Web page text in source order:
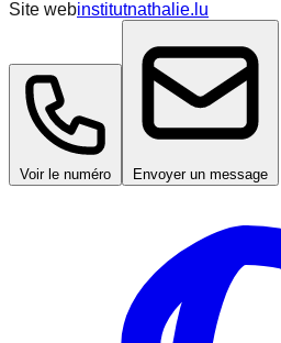
Site webinstitutnathalie.lu
Voir le numéro Envoyer un message